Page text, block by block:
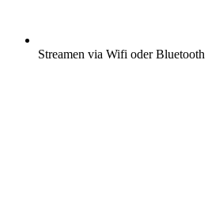
Streamen via Wifi oder Bluetooth